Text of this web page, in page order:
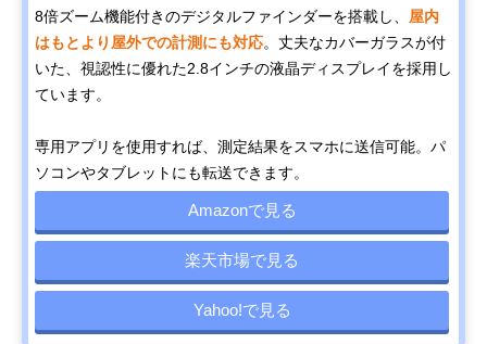
8倍ズーム機能付きのデジタルファインダーを搭載し、 屋内
はもとより屋外での計測にも対応。丈夫なカバーガラスが付
いた、視認性に優れた2.8インチの液晶ディスプレイを採用し
ています。
専用アプリを使用すれば、測定結果をスマホに送信可能。パ
ソコンやタブレットにも転送できます。
Amazonで見る
楽天市場で見る
Yahoo!で見る